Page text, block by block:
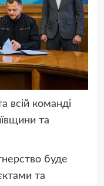
всій команді
та
буде
та